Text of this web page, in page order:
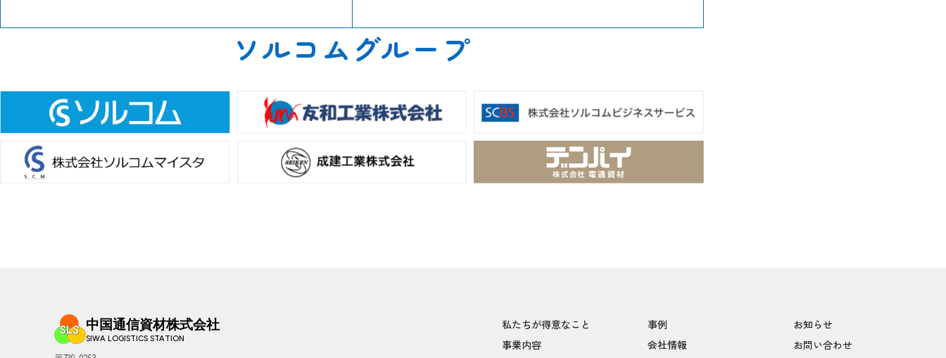
ソルコムグループ
中国通信資材株式会社
私たちが得意なこと
事業内容
事例
会社情報
お知らせ
お問い合わせ